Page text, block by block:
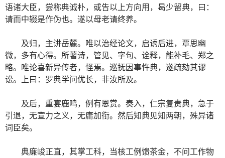
语诸大臣，尝称典诚朴，或告以上方向用，曷少留典，曰：
请而中辍是作伪也。遂以母老请终养。
及归，主讲岳麓。唯以治经论文，启诱后进，覃思幽
微，多有心得。所著诗，管见、字句、诠释，能补毛、郑之
略。唯论喜新异传者，怪焉。巡抚因事忤典，遂疏劾其谬
讼。上曰：罗典学问优长，非汝所及。
及后，重宴鹿鸣，例有恩赏。奏入，仁宗复责典，急于
引退，无宣力之义，无庸加衔。然后知典见知两朝，殊异诸
词臣矣。
典廉峻正直，其掌工科，当核工例馈茶金，不问工作物